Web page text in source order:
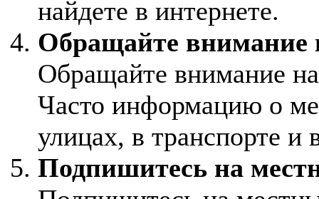
найдете в интернете.
Обращайте внимание
Обращайте внимание
Часто информацию о
улицах, в транспорте
Подпишитесь на